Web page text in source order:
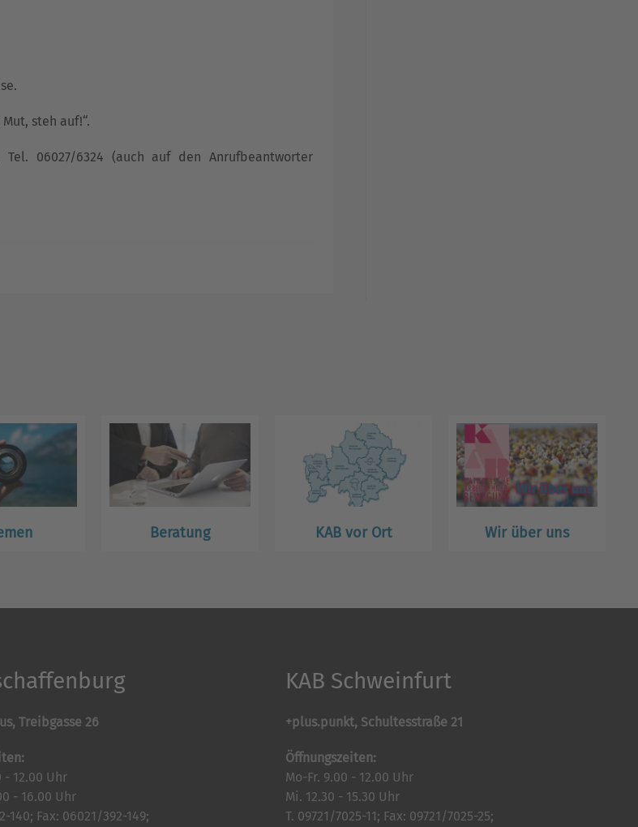
steh auf!“.
06027/6324 (auch auf den Anrufbeantworter
Beratung KAB vor Ort Wir über uns
Treibgasse 26
- 12.00 Uhr
- 16.00 Uhr
140; Fax: 06021/392-149;
KAB Schweinfurt
+plus.punkt, Schultesstraße 21
Öffnungszeiten:
Mo-Fr. 9.00 - 12.00 Uhr
Mi. 12.30 - 15.30 Uhr
T. 09721/7025-11; Fax: 09721/7025-25;